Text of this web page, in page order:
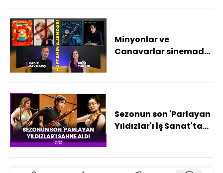
Minyonlar ve
Canavarlar sinemada,
sanat ajandası
Sezonun son 'Parlayan
Yıldızlar'ı İş Sanat'ta